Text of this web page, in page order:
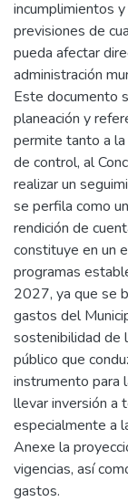
incumplimientos
previsiones de
pueda afectar
administración
Este documento
planeación y
permite tanto a la
de control, al
realizar un
se perfila como
rendición de
constituye en un
programas
2027, ya que se
gastos del
sostenibilidad de
público que
instrumento para
llevar inversión a
especialmente a
Anexe la
vigencias, así
gastos.